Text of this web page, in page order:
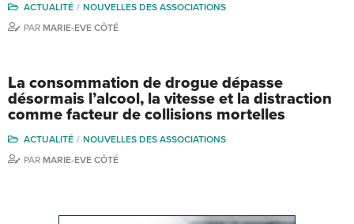
ACTUALITÉ
NOUVELLES DES ASSOCIATIONS
PAR MARIE-EVE CÔTÉ
La consommation de drogue dépasse
désormais l’alcool, la vitesse et la distraction
comme facteur de collisions mortelles
ACTUALITÉ
NOUVELLES DES ASSOCIATIONS
PAR MARIE-EVE CÔTÉ